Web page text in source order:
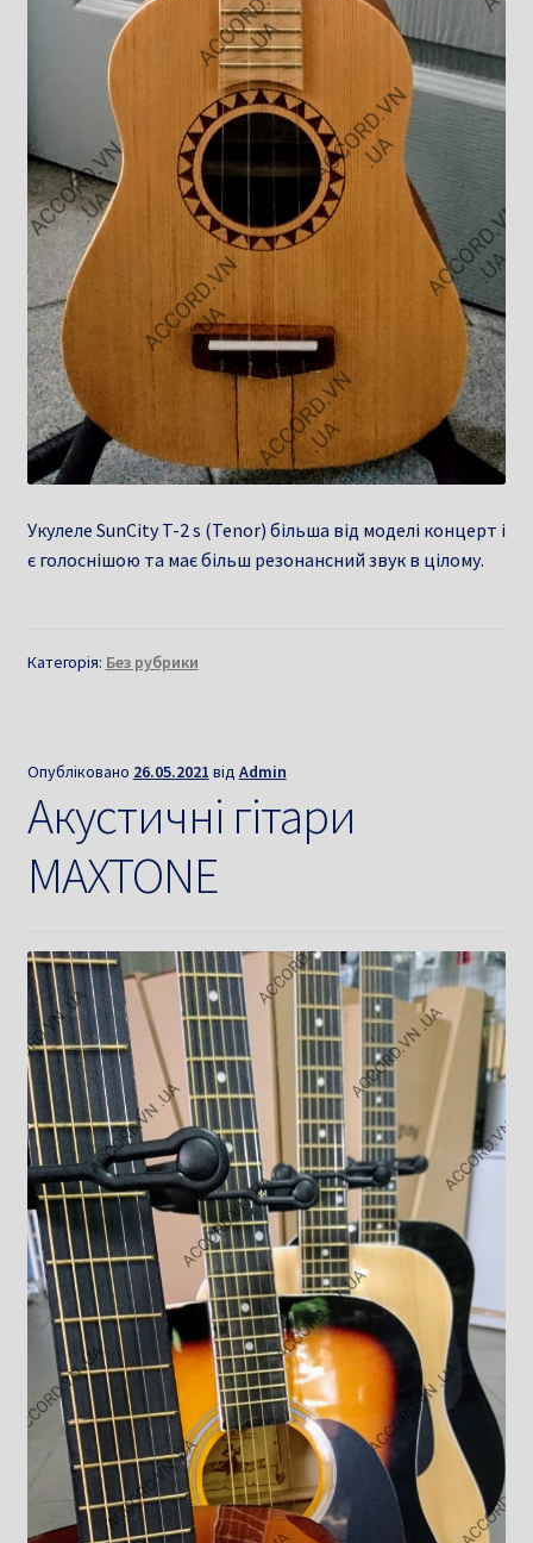
Укулеле SunCity T-2 s (Tenor) більша від моделі концерт і
є голоснішою та має більш резонансний звук в цілому.
Категорія: Без рубрики
Опубліковано 26.05.2021 від Admin
Акустичні гітари
MAXTONE